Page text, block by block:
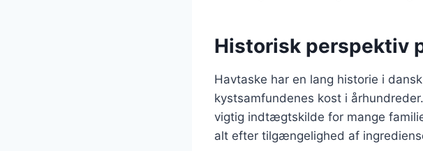
Historisk perspektiv
Havtaske har en lang historie i
kystsamfundenes kost i
vigtig indtægtskilde for mange
alt efter tilgængelighed af